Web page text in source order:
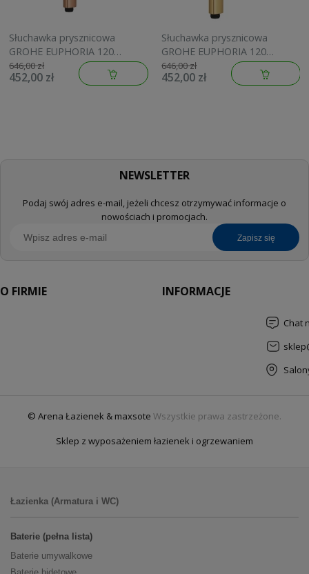
Słuchawka prysznicowa
GROHE EUPHORIA 120
brushed warm sunset
134883DL00
646,00 zł
452,00 zł
Słuchawka prysznicowa
GROHE EUPHORIA 120
brushed cool sunrise
134883GN00
646,00 zł
452,00 zł
NEWSLETTER
Podaj swój adres e-mail, jeżeli chcesz otrzymywać informacje o
nowościach i promocjach.
zapisz się
O FIRMIE INFORMACJE
Chat
© Arena Łazienek & maxsote Wszystkie prawa zastrzeżone.
Sklep z wyposażeniem łazienek i ogrzewaniem
Łazienka (Armatura i WC)
Baterie (pełna lista)
Baterie umywalkowe